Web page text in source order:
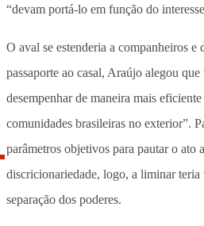
“devam portá-lo em função do
O aval se estenderia a companheiros e
passaporte ao casal, Araújo alegou
desempenhar de maneira mais
comunidades brasileiras no exterior”.
parâmetros objetivos para pautar o ato
discricionariedade, logo, a liminar
separação dos poderes.